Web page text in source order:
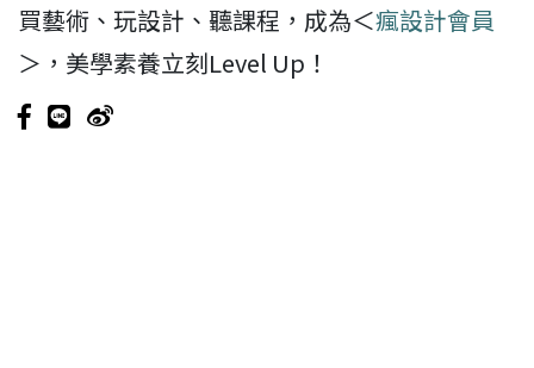
買藝術、玩設計、聽課程，成為＜瘋設計會員
＞，美學素養立刻Level Up！